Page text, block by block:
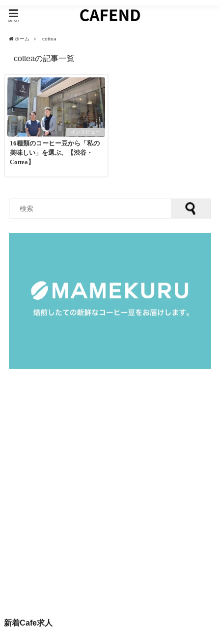
MENU
ホーム cottea
cotteaの記事一覧
インタビュー
16種類のコーヒー豆から「私の
美味しい」を選ぶ。【渋谷・
Cottea】
新着Cafe求人